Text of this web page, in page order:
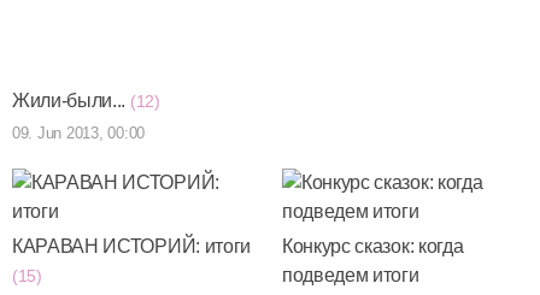
Жили-были... (12)
09. Jun 2013, 00:00
КАРАВАН ИСТОРИЙ: итоги
(15)
Конкурс сказок: когда
подведем итоги